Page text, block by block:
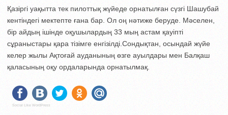
Қазіргі уақытта тек пилоттық жүйеде орнатылған сүзгі Шашубай
кентіндегі мектепте ғана бар. Ол оң нәтиже беруде. Мәселен,
бір айдың ішінде оқушылардың 33 мың астам қауіпті
сұраныстары қара тізімге енгізілді.Сондықтан, осындай жүйе
келер жылы Ақтоғай ауданының өзге ауылдары мен Балқаш
қаласының оқу ордаларында орнатылмақ.
Social Like WordPress